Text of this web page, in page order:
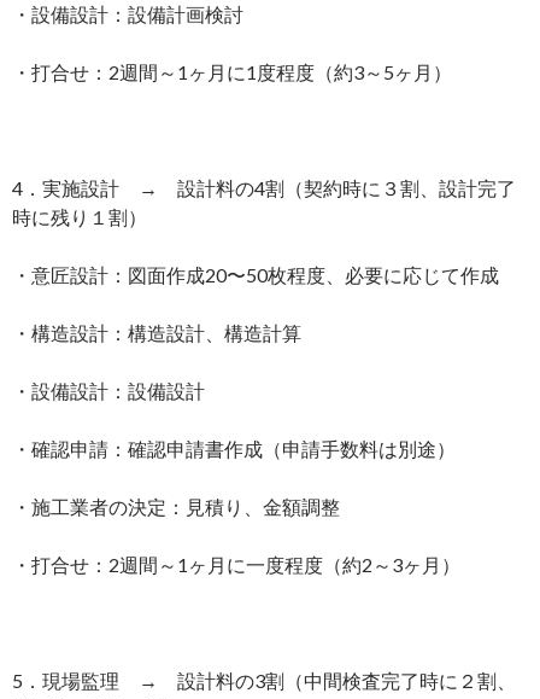
・設備設計：設備計画検討
・打合せ：2週間～1ヶ月に1度程度（約3～5ヶ月）
4．実施設計 → 設計料の4割（契約時に３割、設計完了
時に残り１割）
・意匠設計：図面作成20〜50枚程度、必要に応じて作成
・構造設計：構造設計、構造計算
・設備設計：設備設計
・確認申請：確認申請書作成（申請手数料は別途）
・施工業者の決定：見積り、金額調整
・打合せ：2週間～1ヶ月に一度程度（約2～3ヶ月）
5．現場監理 → 設計料の3割（中間検査完了時に２割、